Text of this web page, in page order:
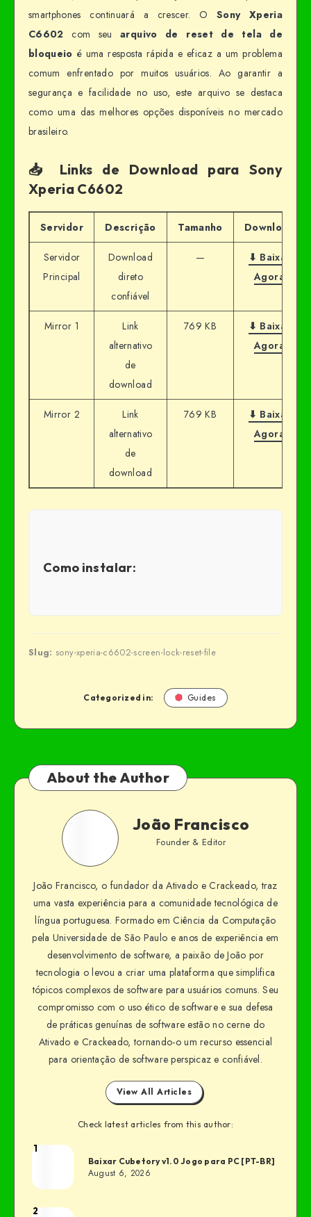
smartphones continuará a crescer. O Sony Xperia
C6602 com seuarquivo de reset de tela de
bloqueio é uma resposta rápida e eficaz a um problema
comum enfrentado por muitos usuários. Ao garantir a
segurança e facilidade no uso, este arquivo se destaca
como uma das melhores opções disponíveis no mercado
brasileiro.
📥 Links de Download para Sony
Xperia C6602
Servidor Descrição Tamanho Download
Servidor
Principal
Download
direto
confiável
—
⬇ Baixar
Agora
Mirror 1
Link
alternativo
de
download
769 KB
⬇ Baixar
Agora
Mirror 2
Link
alternativo
de
download
769 KB
⬇ Baixar
Agora
Como instalar:
Slug: sony-xperia-c6602-screen-lock-reset-file
Categorized in: Guides
About the Author
João Francisco
Founder & Editor
João Francisco, o fundador da Ativado e Crackeado, traz
uma vasta experiência para a comunidade tecnológica de
língua portuguesa. Formado em Ciência da Computação
pela Universidade de São Paulo e anos de experiência em
desenvolvimento de software, a paixão de João por
tecnologia o levou a criar uma plataforma que simplifica
tópicos complexos de software para usuários comuns. Seu
compromisso com o uso ético de software e sua defesa
de práticas genuínas de software estão no cerne do
Ativado e Crackeado, tornando-o um recurso essencial
para orientação de software perspicaz e confiável.
View All Articles
Check latest articles from this author:
1
Baixar Cubetory v1.0 Jogo para PC [PT-BR]
August 6, 2026
2